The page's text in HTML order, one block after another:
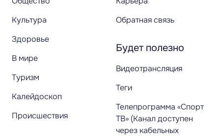
Культура
Здоровье
В мире
Туризм
Калейдоскоп
Происшествия
Обратная связь
Будет полезно
Видеотрансляция
Теги
Телепрограмма «Спорт
ТВ» (Канал доступен
через кабельных